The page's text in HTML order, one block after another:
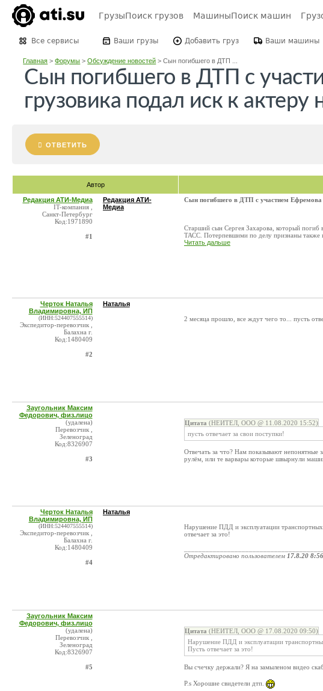
ГрузыПоиск грузов МашиныПоиск машин
Все сервисы Ваши грузы Добавить груз Ваши машины
Главная >Форумы >Обсуждение новостей >Сын погибшего в ДТП ...
Сын погибшего в ДТП с
грузовика подал иск к
ОТВЕТИТЬ
Автор
Редакция АТИ-Медиа
IT-компания ,
Санкт-Петербург
Код:1971890
#1
Редакция АТИ-
Медиа
Сын погибшего в ДТП с участием Ефремова
Старший сын Сергея Захарова, который
ТАСС. Потерпевшими по делу признаны также
Читать дальше
Черток Наталья
Владимировна, ИП
(ИНН:524407555514)
Экспедитор-перевозчик ,
Балахна г.
Код:1480409
#2
Наталья
2 месяца прошло, все ждут чего то... пусть
Заугольник Максим
Федорович, физ.лицо
(удалена)
Перевозчик ,
Зеленоград
Код:8326907
#3
Цитата (НЕИТЕЛ, ООО @ 11.08.2020 15:52)
пусть отвечает за свои поступки!
Отвечать за что? Нам показывают непонятные
рулём, или те варвары которые швырнули
Черток Наталья
Владимировна, ИП
(ИНН:524407555514)
Экспедитор-перевозчик ,
Балахна г.
Код:1480409
#4
Наталья
Нарушение ПДД и эксплуатации транспортных
отвечает за это!
Отредактировано пользователем 17.8.20 8:56
Заугольник Максим
Федорович, физ.лицо
(удалена)
Перевозчик ,
Зеленоград
Код:8326907
#5
Цитата (НЕИТЕЛ, ООО @ 17.08.2020 09:50)
Нарушение ПДД и эксплуатации
Пусть отвечает за это!
Вы счечку держали? Я на замыленом видео
P.s Хорошие свидетели дтп.